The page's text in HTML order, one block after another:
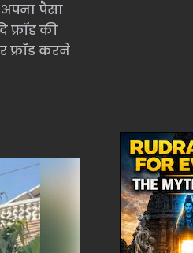
पैसा
फ्रॉड की
फ्रॉड करने